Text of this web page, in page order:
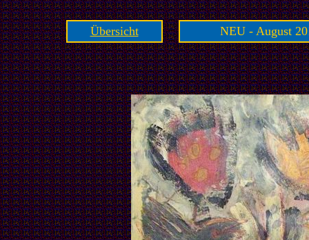
Übersicht NEU - August